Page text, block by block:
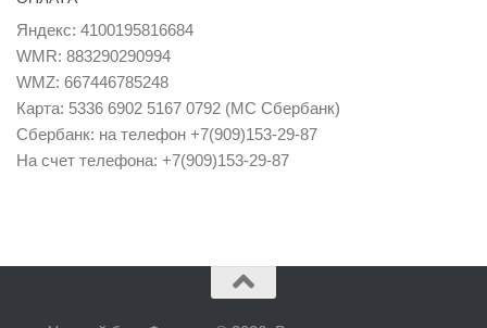
Яндекс: 4100195816684
WMR: 883290290994
WMZ: 667446785248
Карта: 5336 6902 5167 0792 (MC Сбербанк)
Сбербанк: на телефон +7(909)153-29-87
На счет телефона: +7(909)153-29-87